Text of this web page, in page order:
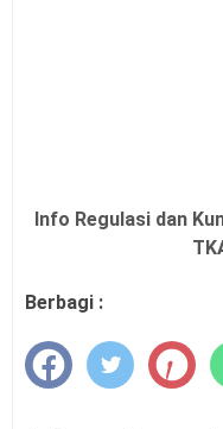
Info Regulasi dan
Berbagi :